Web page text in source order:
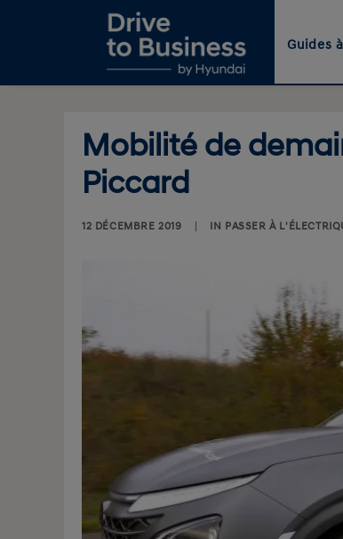
Guides
Mobilité de
Piccard
12 DÉCEMBRE 2019 IN PASSER À